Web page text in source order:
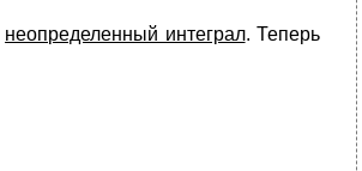
неопределенный интеграл. Теперь